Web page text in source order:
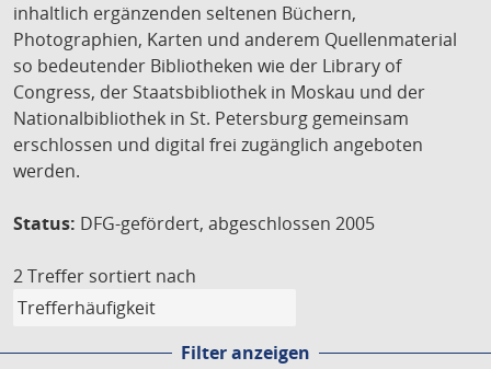
inhaltlich ergänzenden seltenen Büchern,
Photographien, Karten und anderem Quellenmaterial
so bedeutender Bibliotheken wie der Library of
Congress, der Staatsbibliothek in Moskau und der
Nationalbibliothek in St. Petersburg gemeinsam
erschlossen und digital frei zugänglich angeboten
werden.
Status: DFG-gefördert, abgeschlossen 2005
2 Treffer sortiert nach
Filter anzeigen